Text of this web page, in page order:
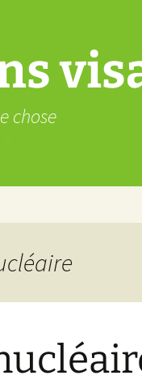
chose